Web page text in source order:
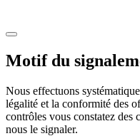
Motif du
Nous effectuons
légalité et la conformité des
contrôles vous constatez des
nous le signaler.